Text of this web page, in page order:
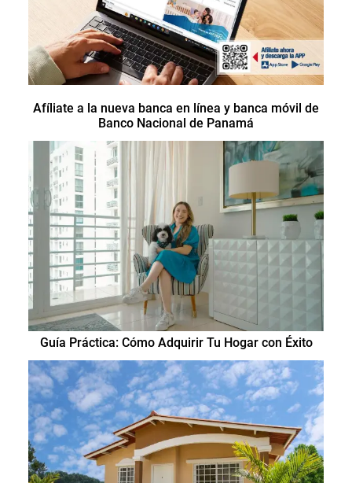
Afíliate a la nueva banca en línea y banca móvil de
Banco Nacional de Panamá
Guía Práctica: Cómo Adquirir Tu Hogar con Éxito